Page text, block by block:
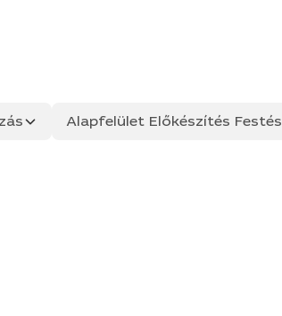
Alapfelület Előkészítés Festés